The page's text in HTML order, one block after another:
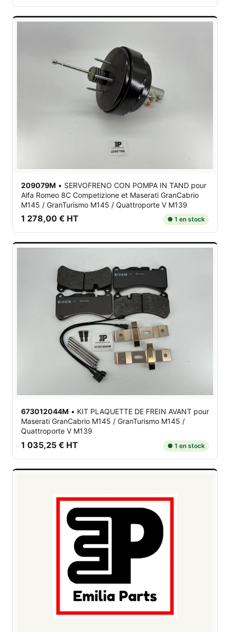
209079M • SERVOFRENO CON POMPA IN TAND pour
Alfa Romeo 8C Competizione et Maserati GranCabrio
M145 / GranTurismo M145 / Quattroporte V M139
1 278,00 € HT ● 1 en stock
673012044M • KIT PLAQUETTE DE FREIN AVANT pour
Maserati GranCabrio M145 / GranTurismo M145 /
Quattroporte V M139
1 035,25 € HT ● 1 en stock